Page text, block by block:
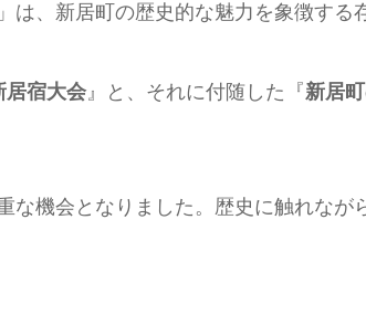
、新居町の歴史的な魅力を象徴する
居宿大会 』と、それに付随した『新居
機会となりました。歴史に触れなが